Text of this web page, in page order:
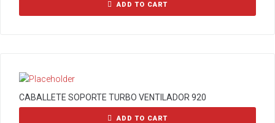
ADD TO CART
CABALLETE SOPORTE TURBO VENTILADOR 920
ADD TO CART